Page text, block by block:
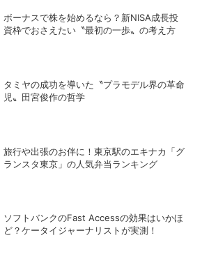
ボーナスで株を始めるなら？新NISA成長投
資枠でおさえたい〝最初の一歩〟の考え方
タミヤの成功を導いた〝プラモデル界の革命
児〟田宮俊作の哲学
旅行や出張のお伴に！東京駅のエキナカ「グ
ランスタ東京」の人気弁当ランキング
ソフトバンクのFast Accessの効果はいかほ
ど？ケータイジャーナリストが実測！